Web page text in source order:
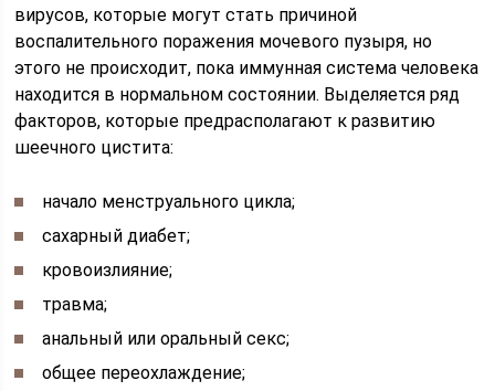
вирусов, которые могут стать причиной
воспалительного поражения мочевого пузыря, но
этого не происходит, пока иммунная система человека
находится в нормальном состоянии. Выделяется ряд
факторов, которые предрасполагают к развитию
шеечного цистита:
начало менструального цикла;
сахарный диабет;
кровоизлияние;
травма;
анальный или оральный секс;
общее переохлаждение;